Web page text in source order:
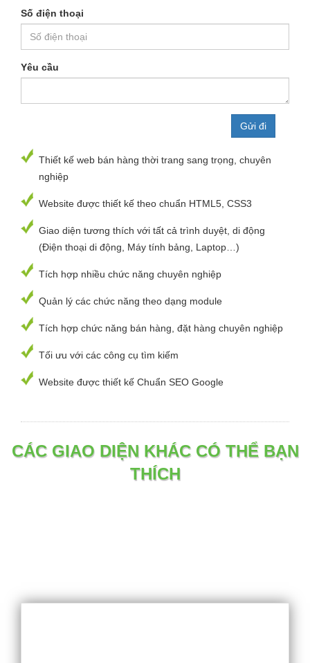
Số điện thoại
Yêu cầu
Thiết kế web bán hàng thời trang sang trọng, chuyên
nghiệp
Website được thiết kế theo chuẩn HTML5, CSS3
Giao diện tương thích với tất cả trình duyệt, di động
(Điện thoại di động, Máy tính bảng, Laptop…)
Tích hợp nhiều chức năng chuyên nghiệp
Quản lý các chức năng theo dạng module
Tích hợp chức năng bán hàng, đặt hàng chuyên nghiệp
Tối ưu với các công cụ tìm kiếm
Website được thiết kế Chuẩn SEO Google
CÁC GIAO DIỆN KHÁC CÓ THỂ BẠN
THÍCH